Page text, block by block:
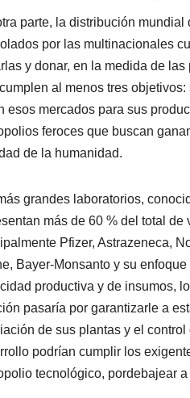
parte, la distribución
por las multinacionales
y donar, en la medida de
al menos tres
esos mercados para sus
feroces que buscan
de la humanidad.
grandes laboratorios,
más de 60 % del total
Pfizer, Astrazeneca,
Bayer-Monsanto y su
productiva y de insumos,
pasaría por garantizarle a
de sus plantas y el
podrían cumplir los
tecnológico, pordebajear